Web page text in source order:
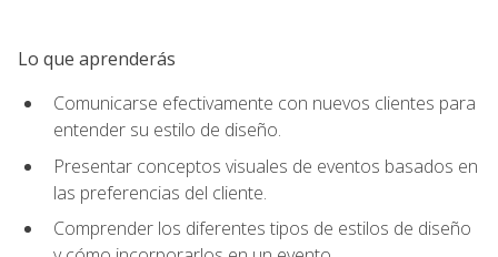
Lo que aprenderás
Comunicarse efectivamente con nuevos clientes para
entender su estilo de diseño.
Presentar conceptos visuales de eventos basados en
las preferencias del cliente.
Comprender los diferentes tipos de estilos de diseño